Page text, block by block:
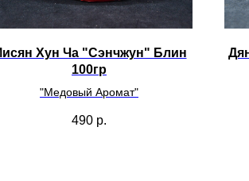
Хун Ча "Сэнчжун" Блин
100гр
"Медовый Аромат"
490 р.